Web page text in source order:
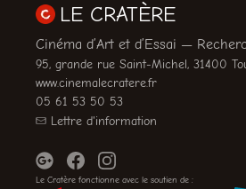
LE CRATÈRE
Cinéma d’Art et d’Essai —
95, grande rue Saint-Michel, 31400
www.cinemalecratere.fr
05 61 53 50 53
Lettre d'information
Le Cratère fonctionne avec le soutien de :